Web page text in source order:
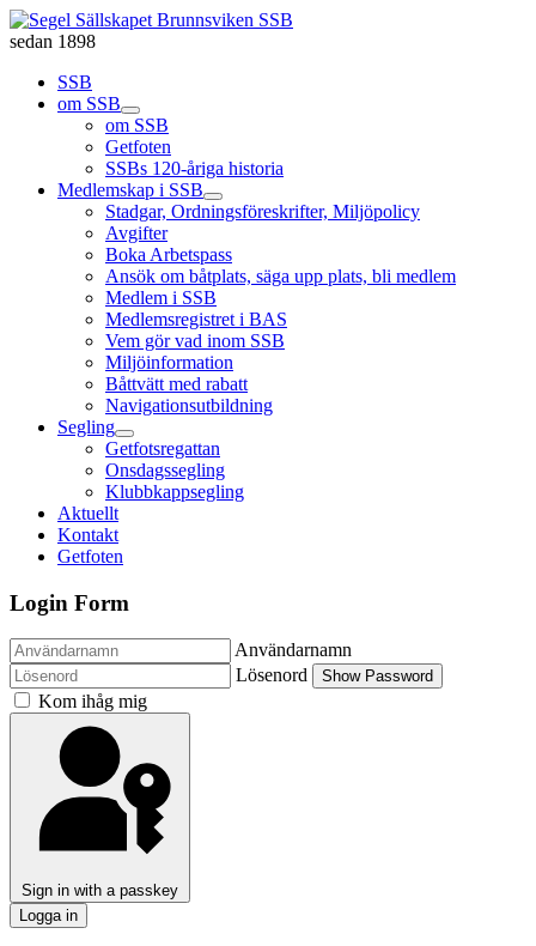
sedan 1898
SSB
om SSB
om SSB
Getfoten
SSBs 120-åriga historia
Medlemskap i SSB
Stadgar, Ordningsföreskrifter, Miljöpolicy
Avgifter
Boka Arbetspass
Ansök om båtplats, säga upp plats, bli medlem
Medlem i SSB
Medlemsregistret i BAS
Vem gör vad inom SSB
Miljöinformation
Båttvätt med rabatt
Navigationsutbildning
Segling
Getfotsregattan
Onsdagssegling
Klubbkappsegling
Aktuellt
Kontakt
Getfoten
Login Form
Användarnamn
Lösenord
Show Password
Kom ihåg mig
Sign in with a passkey
Logga in